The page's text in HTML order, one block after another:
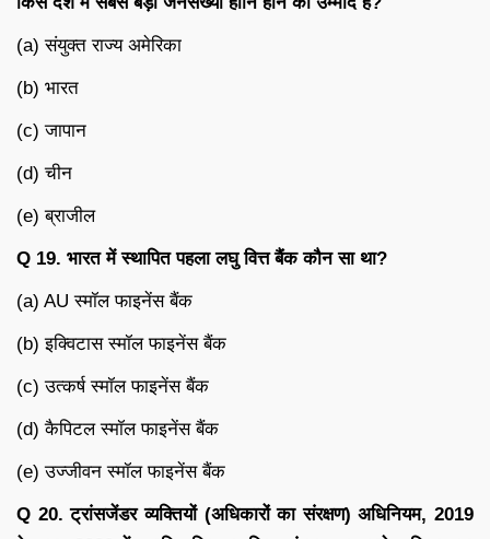
(a) संयुक्त राज्य अमेरिका
(b) भारत
(c) जापान
(d) चीन
(e) ब्राजील
Q 19. भारत में स्थापित पहला लघु वित्त बैंक कौन सा था?
(a) AU स्मॉल फाइनेंस बैंक
(b) इक्विटास स्मॉल फाइनेंस बैंक
(c) उत्कर्ष स्मॉल फाइनेंस बैंक
(d) कैपिटल स्मॉल फाइनेंस बैंक
(e) उज्जीवन स्मॉल फाइनेंस बैंक
Q 20. ट्रांसजेंडर व्यक्तियों (अधिकारों का संरक्षण) अधिनियम, 2019